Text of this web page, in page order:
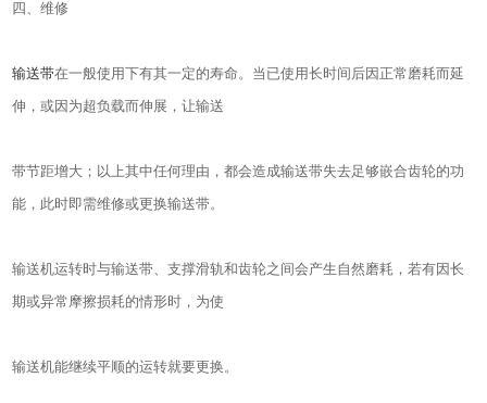
四、维修
输送带在一般使用下有其一定的寿命。当已使用长时间后因正常磨耗而延
伸，或因为超负载而伸展，让输送
带节距增大；以上其中任何理由，都会造成输送带失去足够嵌合齿轮的功
能，此时即需维修或更换输送带。
输送机运转时与输送带、支撑滑轨和齿轮之间会产生自然磨耗，若有因长
期或异常摩擦损耗的情形时，为使
输送机能继续平顺的运转就要更换。